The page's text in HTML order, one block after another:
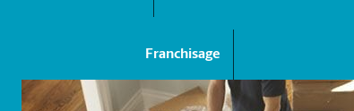
Franchisage